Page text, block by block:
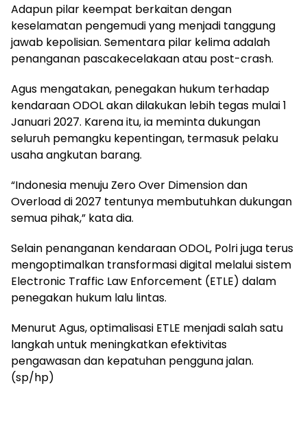
Adapun pilar keempat berkaitan dengan
keselamatan pengemudi yang menjadi tanggung
jawab kepolisian. Sementara pilar kelima adalah
penanganan pascakecelakaan atau post-crash.
Agus mengatakan, penegakan hukum terhadap
kendaraan ODOL akan dilakukan lebih tegas mulai 1
Januari 2027. Karena itu, ia meminta dukungan
seluruh pemangku kepentingan, termasuk pelaku
usaha angkutan barang.
“Indonesia menuju Zero Over Dimension dan
Overload di 2027 tentunya membutuhkan dukungan
semua pihak,” kata dia.
Selain penanganan kendaraan ODOL, Polri juga terus
mengoptimalkan transformasi digital melalui sistem
Electronic Traffic Law Enforcement (ETLE) dalam
penegakan hukum lalu lintas.
Menurut Agus, optimalisasi ETLE menjadi salah satu
langkah untuk meningkatkan efektivitas
pengawasan dan kepatuhan pengguna jalan.
(sp/hp)